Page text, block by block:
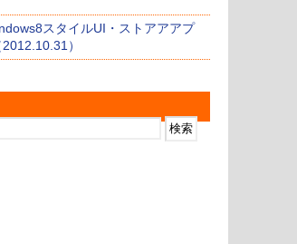
スタイルUI・ストアアアプ
）